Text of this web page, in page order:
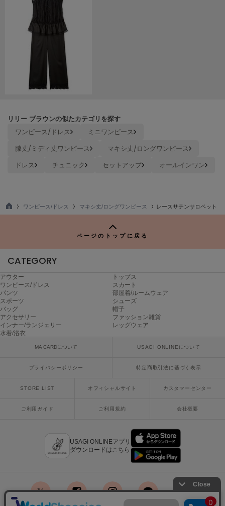
MIESROHE
ミースロエ
miies miim
ミーエスミーム
Mila Owen
ミラオーウェン
MUCHA
NEW Balance
NOWNS
ナウンス
null.
ヌル
On
オン
オルグ
ORR
Philly chocolate
フィリーチョコレート
リリー ブラウンの似たカテゴリを探す
ワンピース/ドレス
ミニワンピース
膝丈/ミディ丈ワンピース
マキシ丈/ロングワンピース
ドレス
チュニック セットアップ オールインワン
TO
ワンピース/ドレス マキシ丈/ロングワンピース レースサテンサロペット
ページのトップに戻る
CATEGORY
アウター
トップス
ワンピース/ドレス
スカート
パンツ
部屋着/ルームウェア
スポーツ
シューズ
バッグ
帽子
アクセサリー
ファッション雑貨
インナー/ランジェリー
レッグウェア
水着/浴衣
MA CARDについて USAGI ONLINEについて
プライバシーポリシー 特定商取引法に基づく表示
STORE LIST オフィシャルサイト カスタマーセンター
ご利用ガイド ご利用規約 会社概要
USAGI ONLINEアプリ
ダウンロードはこちら